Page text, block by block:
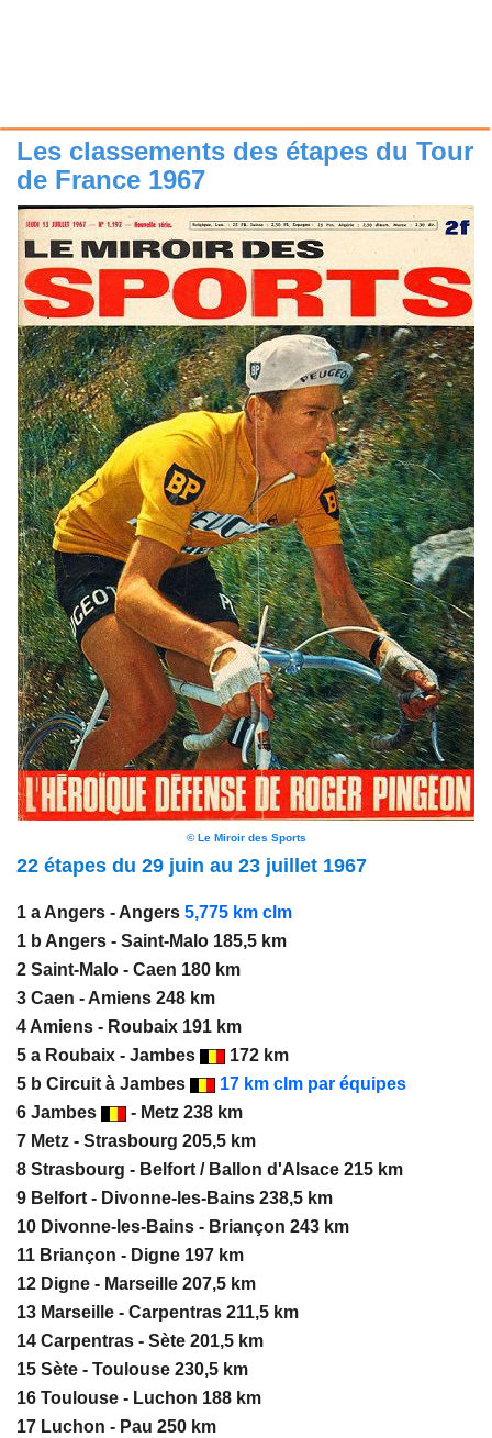
Les classements des étapes du Tour
de France 1967
© Le Miroir des Sports
22 étapes du 29 juin au 23 juillet 1967
1 a Angers - Angers 5,775 km clm
1 b Angers - Saint-Malo 185,5 km
2 Saint-Malo - Caen 180 km
3 Caen - Amiens 248 km
4 Amiens - Roubaix 191 km
5 a Roubaix - Jambes
172 km
5 b Circuit à Jambes
17 km clm par équipes
6 Jambes
- Metz 238 km
7 Metz - Strasbourg 205,5 km
8 Strasbourg - Belfort / Ballon d'Alsace 215 km
9 Belfort - Divonne-les-Bains 238,5 km
10 Divonne-les-Bains - Briançon 243 km
11 Briançon - Digne 197 km
12 Digne - Marseille 207,5 km
13 Marseille - Carpentras 211,5 km
14 Carpentras - Sète 201,5 km
15 Sète - Toulouse 230,5 km
16 Toulouse - Luchon 188 km
17 Luchon - Pau 250 km